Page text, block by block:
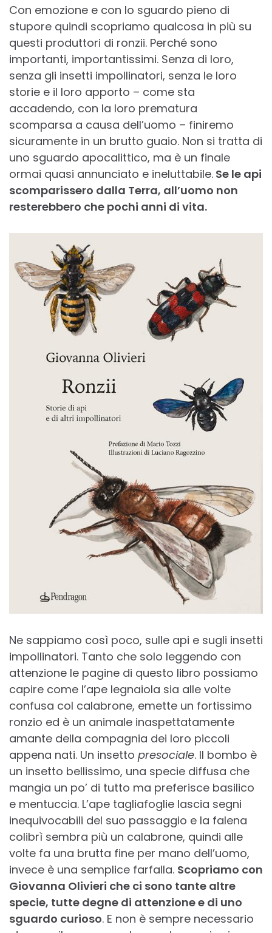
Con emozione e con lo sguardo pieno di
stupore quindi scopriamo qualcosa in più su
questi produttori di ronzii. Perché sono
importanti, importantissimi. Senza di loro,
senza gli insetti impollinatori, senza le loro
storie e il loro apporto – come sta
accadendo, con la loro prematura
scomparsa a causa dell’uomo – finiremo
sicuramente in un brutto guaio. Non si tratta di
uno sguardo apocalittico, ma è un finale
ormai quasi annunciato e ineluttabile. Se le api
scomparissero dalla Terra, all’uomo non
resterebbero che pochi anni di vita.
Ne sappiamo così poco, sulle api e sugli insetti
impollinatori. Tanto che solo leggendo con
attenzione le pagine di questo libro possiamo
capire come l’ape legnaiola sia alle volte
confusa col calabrone, emette un fortissimo
ronzio ed è un animale inaspettatamente
amante della compagnia dei loro piccoli
appena nati. Un insetto presociale. Il bombo è
un insetto bellissimo, una specie diffusa che
mangia un po’ di tutto ma preferisce basilico
e mentuccia. L’ape tagliafoglie lascia segni
inequivocabili del suo passaggio e la falena
colibrì sembra più un calabrone, quindi alle
volte fa una brutta fine per mano dell’uomo,
invece è una semplice farfalla. Scopriamo con
Giovanna Olivieri che ci sono tante altre
specie, tutte degne di attenzione e di uno
sguardo curioso. E non è sempre necessario